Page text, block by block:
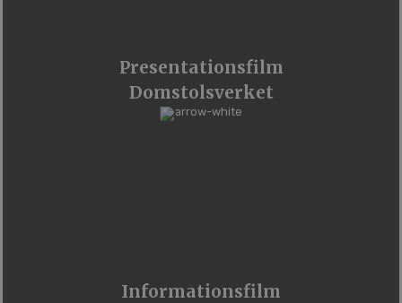
Presentationsfilm
Domstolsverket
Informationsfilm